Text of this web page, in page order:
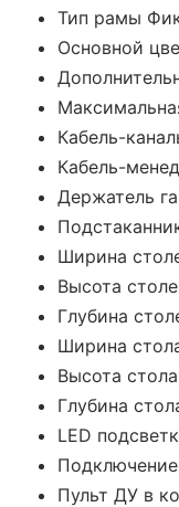
Тип рамы
Основной
Кабель-
Кабель-
Держатель
Ширина
Высота
Глубина
Ширина
Высота
Глубина
LED
Пульт ДУ в